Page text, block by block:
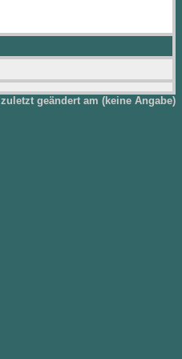
zuletzt geändert am (keine Angabe)